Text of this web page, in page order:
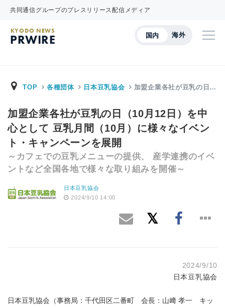
共同通信グループのプレスリリース配信メディア
国内 海外
KYODO NEWS
PRWIRE
TOP 各種団体 日本豆乳協会 加盟企業各社が豆乳の日…
加盟企業各社が豆乳の日（10月12日）を中
心として 豆乳月間（10月）に様々なイベン
ト・キャンペーンを展開
～カフェでの豆乳メニューの提供、 産学連携のイベ
ントなど全国各地で様々な取り組みを開催～
日本豆乳協会
2024/9/10 14:00
2024/9/10
日本豆乳協会
日本豆乳協会（事務局：千代田区二番町 会長：山﨑 孝一 キッ